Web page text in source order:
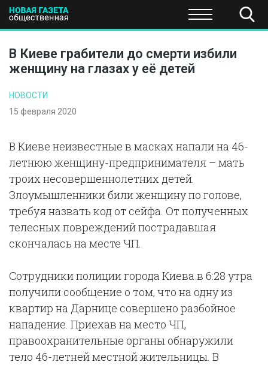
ПОЛИТИКА ЭКОНОМИКА НАУКА И
В Киеве грабители до смерти избили
женщину на глазах у её детей
НОВОСТИ
15 февраля 2020
В Киеве неизвестные в масках напали на 46-
летнюю женщину-предпринимателя – мать
троих несовершеннолетних детей.
Злоумышленники били женщину по голове,
требуя назвать код от сейфа. От полученных
телесных повреждений пострадавшая
скончалась на месте ЧП.
Сотрудники полиции города Киева в 6:28 утра
получили сообщение о том, что на одну из
квартир на Дарнице совершено разбойное
нападение. Приехав на место ЧП,
правоохранительные органы обнаружили
тело 46-летней местной жительницы. В